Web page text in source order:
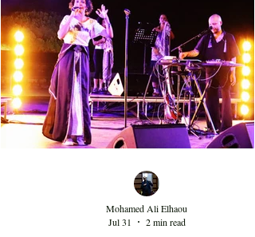
non seulement le cœur de son aud
Mohamed Ali Elhaou
Jul 31
2 min read